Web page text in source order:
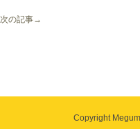
次の記事→
Copyright